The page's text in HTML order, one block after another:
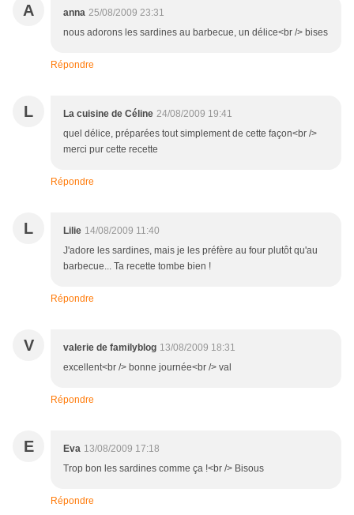
A anna 25/08/2009 23:31
nous adorons les sardines au barbecue, un délice<br /> bises
Répondre
L La cuisine de Céline 24/08/2009 19:41
quel délice, préparées tout simplement de cette façon<br />
merci pur cette recette
Répondre
L Lilie 14/08/2009 11:40
J'adore les sardines, mais je les préfère au four plutôt qu'au
barbecue... Ta recette tombe bien !
Répondre
V valerie de familyblog 13/08/2009 18:31
excellent<br /> bonne journée<br /> val
Répondre
E Eva 13/08/2009 17:18
Trop bon les sardines comme ça !<br /> Bisous
Répondre